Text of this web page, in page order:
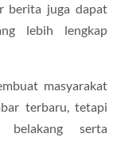
berita juga dapat
lebih lengkap
masyarakat
terbaru, tetapi
serta